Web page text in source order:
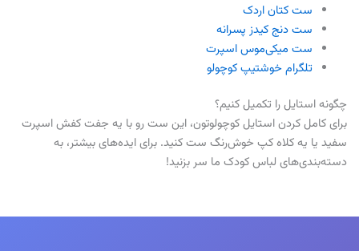
ست کتان اردک
ست دنج کیدز پسرانه
ست میکی‌موس اسپرت
تلگرام خوشتیپ کوچولو
چگونه استایل را تکمیل کنیم؟
برای کامل کردن استایل کوچولوتون، این ست رو با یه جفت کفش اسپرت
سفید یا یه کلاه کپ خوش‌رنگ ست کنید. برای ایده‌های بیشتر، به
دسته‌بندی‌های لباس کودک ما سر بزنید!